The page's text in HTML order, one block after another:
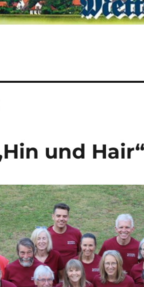
und Hair“